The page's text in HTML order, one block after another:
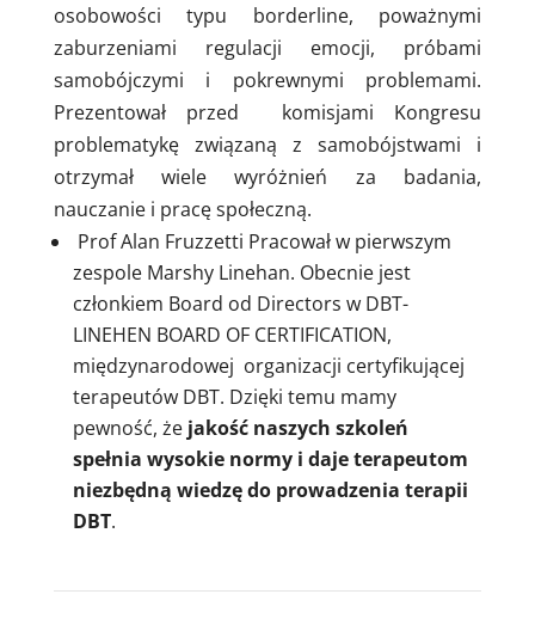
osobowości typu borderline, poważnymi
zaburzeniami regulacji emocji, próbami
samobójczymi i pokrewnymi problemami.
Prezentował przed komisjami Kongresu
problematykę związaną z samobójstwami i
otrzymał wiele wyróżnień za badania,
nauczanie i pracę społeczną.
Prof Alan Fruzzetti Pracował w pierwszym
zespole Marshy Linehan. Obecnie jest
członkiem Board od Directors w DBT-
LINEHEN BOARD OF CERTIFICATION,
międzynarodowej organizacji certyfikującej
terapeutów DBT. Dzięki temu mamy
pewność, że jakość naszych szkoleń
spełnia wysokie normy i daje terapeutom
niezbędną wiedzę do prowadzenia terapii
DBT.